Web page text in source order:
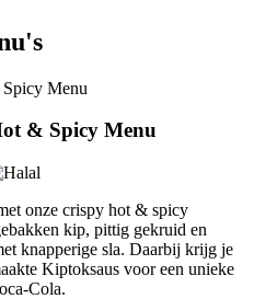
& Spicy Menu
onze crispy hot & spicy
kip, pittig gekruid en
knapperige sla. Daarbij krijg je
Kiptoksaus voor een unieke
Cola.